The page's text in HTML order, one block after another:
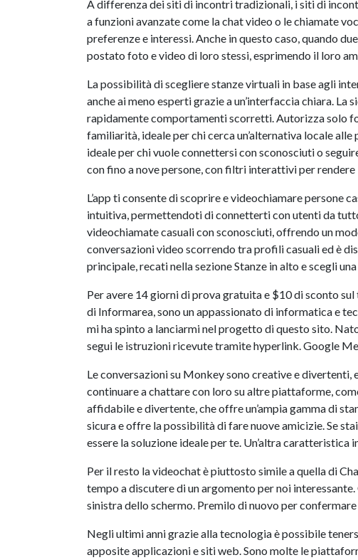
A differenza dei siti di incontri tradizionali, i siti di
a funzioni avanzate come la chat video o le chiamate
preferenze e interessi. Anche in questo caso, quando
postato foto e video di loro stessi, esprimendo il loro
La possibilità di scegliere stanze virtuali in base agli
anche ai meno esperti grazie a un’interfaccia chiara.
rapidamente comportamenti scorretti. Autorizza solo
familiarità, ideale per chi cerca un’alternativa locale
ideale per chi vuole connettersi con sconosciuti o
con fino a nove persone, con filtri interattivi per
L’app ti consente di scoprire e videochiamare persone
intuitiva, permettendoti di connetterti con utenti da
videochiamate casuali con sconosciuti, offrendo un
conversazioni video scorrendo tra profili casuali ed è
principale, recati nella sezione Stanze in alto e scegli
Per avere 14 giorni di prova gratuita e $10 di sconto
di Informarea, sono un appassionato di informatica e
mi ha spinto a lanciarmi nel progetto di questo sito.
segui le istruzioni ricevute tramite hyperlink. Google
Le conversazioni su Monkey sono creative e
continuare a chattare con loro su altre piattaforme,
affidabile e divertente, che offre un’ampia gamma di
sicura e offre la possibilità di fare nuove amicizie. Se
essere la soluzione ideale per te. Un’altra
Per il resto la videochat è piuttosto simile a quella di
tempo a discutere di un argomento per noi
sinistra dello schermo. Premilo di nuovo per
Negli ultimi anni grazie alla tecnologia è possibile
apposite applicazioni e siti web. Sono molte le